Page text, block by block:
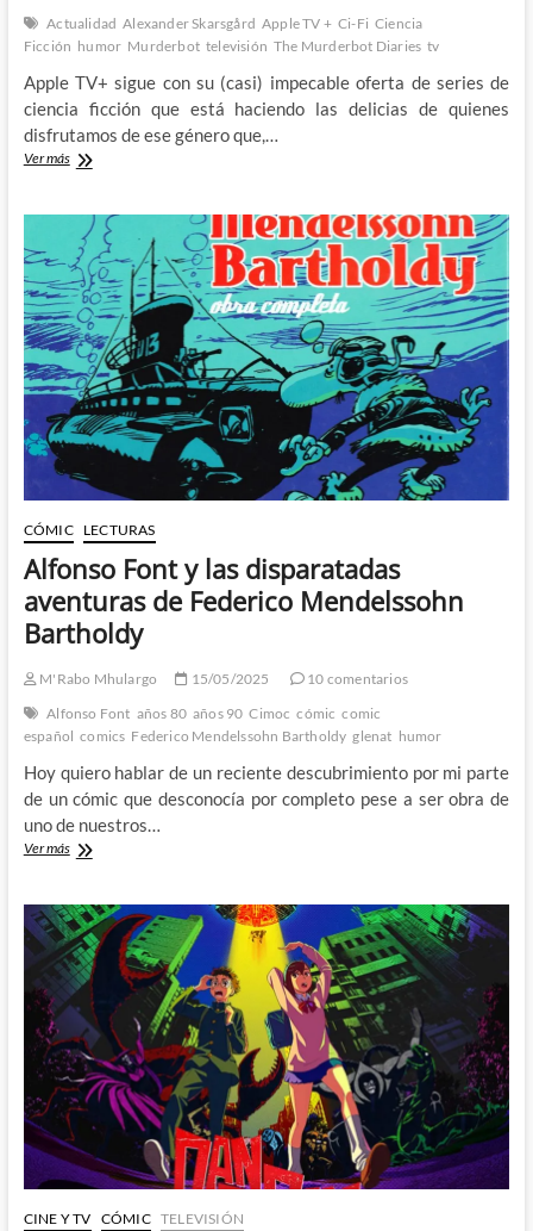
Actualidad Alexander Skarsgård Apple TV + Ci-Fi Ciencia
Ficción humor Murderbot televisión The Murderbot Diaries tv
Apple TV+ sigue con su (casi) impecable oferta de series de
ciencia ficción que está haciendo las delicias de quienes
disfrutamos de ese género que,…
Ver másMurderbot
humanos
incomprensibles…
CÓMIC LECTURAS
Alfonso Font y las disparatadas
aventuras de Federico Mendelssohn
Bartholdy
M'Rabo Mhulargo 15/05/2025
10 comentarios
Alfonso Font años 80 años 90 Cimoc cómic comic
español comics Federico Mendelssohn Bartholdy glenat humor
Hoy quiero hablar de un reciente descubrimiento por mi parte
de un cómic que desconocía por completo pese a ser obra de
uno de nuestros…
Ver másAlfonso
las
disparatadas
aventuras
de
Federico
Mendelssohn
Bartholdy
CINE Y TV CÓMIC TELEVISIÓN